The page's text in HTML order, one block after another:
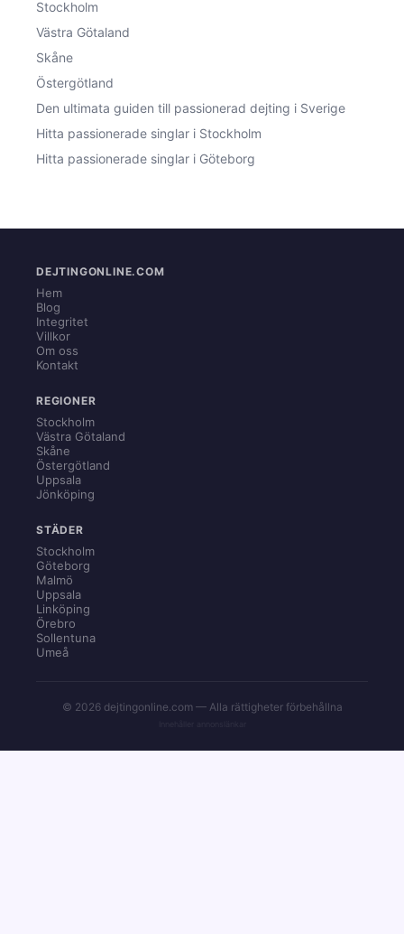
Stockholm
Västra Götaland
Skåne
Östergötland
Den ultimata guiden till passionerad dejting i Sverige
Hitta passionerade singlar i Stockholm
Hitta passionerade singlar i Göteborg
DEJTINGONLINE.COM
Hem
Blog
Integritet
Villkor
Om oss
Kontakt
REGIONER
Stockholm
Västra Götaland
Skåne
Östergötland
Uppsala
Jönköping
STÄDER
Stockholm
Göteborg
Malmö
Uppsala
Linköping
Örebro
Sollentuna
Umeå
© 2026 dejtingonline.com — Alla rättigheter förbehållna